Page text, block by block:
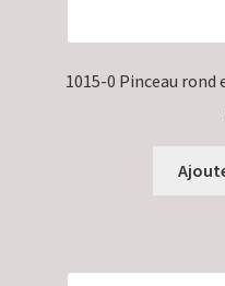
1015-0 Pinceau